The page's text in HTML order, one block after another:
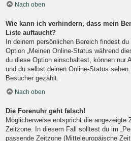
Nach oben
Wie kann ich verhindern, dass mein
Liste auftaucht?
In deinem persönlichen Bereich findest
Option „Meinen Online-Status während
du diese Option einschaltest, können nur
und du selbst deinen Online-Status
Besucher gezählt.
Nach oben
Die Forenuhr geht falsch!
Möglicherweise entspricht die angezeigte
Zeitzone. In diesem Fall solltest du im
passende Zeitzone (Mitteleuropäische